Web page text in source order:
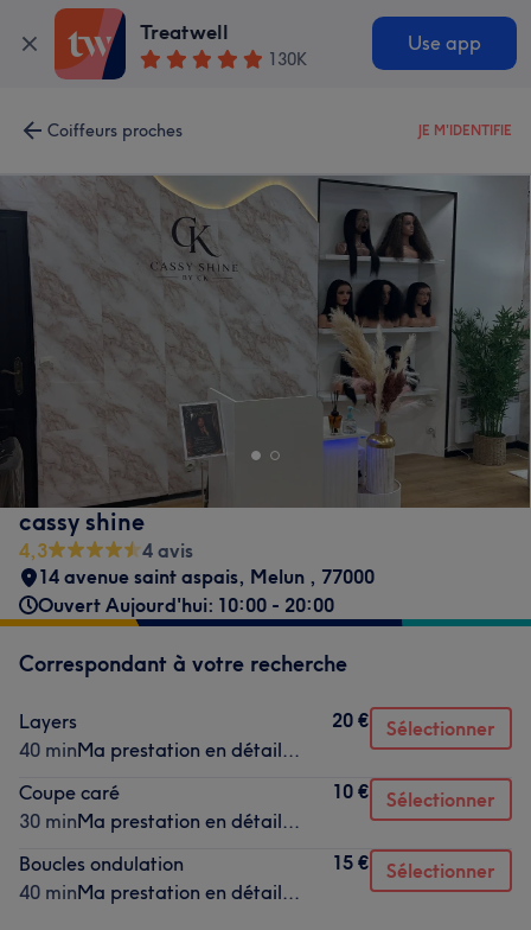
Treatwell
130K
Use app
Coiffeurs proches JE M'IDENTIFIE
cassy shine
4,3
4 avis
14 avenue saint aspais, Melun , 77000
Ouvert Aujourd'hui: 10:00 - 20:00
Correspondant à votre recherche
Layers
40 minMa prestation en détail...
20 € Sélectionner
Coupe caré
30 minMa prestation en détail...
10 € Sélectionner
Boucles ondulation
40 minMa prestation en détail...
15 € Sélectionner